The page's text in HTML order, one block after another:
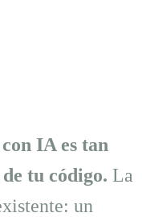
IA es tan
tu código. La
un